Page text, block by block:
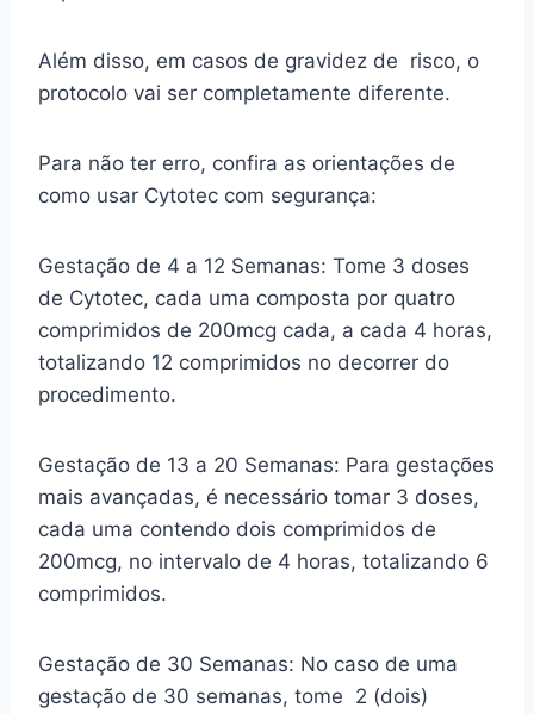
Além disso, em casos de gravidez de risco, o
protocolo vai ser completamente diferente.
Para não ter erro, confira as orientações de
como usar Cytotec com segurança:
Gestação de 4 a 12 Semanas: Tome 3 doses
de Cytotec, cada uma composta por quatro
comprimidos de 200mcg cada, a cada 4 horas,
totalizando 12 comprimidos no decorrer do
procedimento.
Gestação de 13 a 20 Semanas: Para gestações
mais avançadas, é necessário tomar 3 doses,
cada uma contendo dois comprimidos de
200mcg, no intervalo de 4 horas, totalizando 6
comprimidos.
Gestação de 30 Semanas: No caso de uma
gestação de 30 semanas, tome 2 (dois)